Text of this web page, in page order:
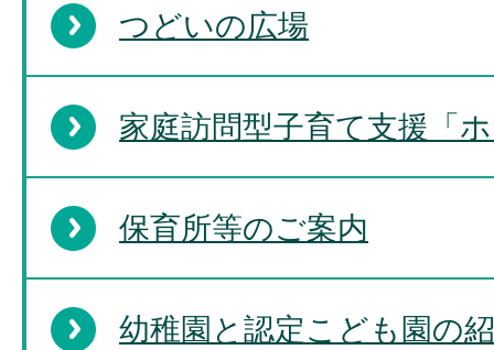
つどいの広場
家庭訪問型子育て支援「
保育所等のご案内
幼稚園と認定こども園の